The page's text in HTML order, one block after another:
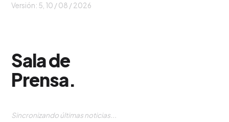
Versión: 5, 10 / 08 / 2026
Sala de
Prensa.
Sincronizando últimas noticias...